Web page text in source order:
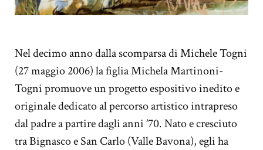
Nel decimo anno dalla scomparsa di Michele Togni
(27 maggio 2006) la figlia Michela Martinoni-
Togni promuove un progetto espositivo inedito e
originale dedicato al percorso artistico intrapreso
dal padre a partire dagli anni ’70. Nato e cresciuto
tra Bignasco e San Carlo (Valle Bavona), egli ha